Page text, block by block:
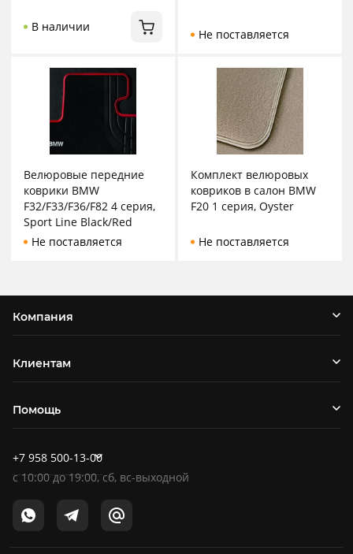
В наличии
Не поставляется
Велюровые передние
коврики BMW
F32/F33/F36/F82 4 серия,
Sport Line Black/Red
Не поставляется
Комплект велюровых
ковриков в салон BMW
F20 1 серия, Oyster
Не поставляется
Компания
Клиентам
Помощь
+7 958 500-13-00
c10:00до19:00, сб, вс-выходной